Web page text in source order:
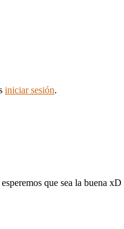
iniciar sesión.
que sea la buena xD